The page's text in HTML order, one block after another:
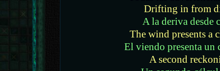
Drifting in from
A la deriva desde
The wind presents a
El viendo presenta un
A second